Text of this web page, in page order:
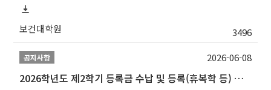
보건대학원 3496
공지사항
2026학년도 제2학기 등록금 수납 및 등록(휴복학 등) 일정 안내
2026-06-08